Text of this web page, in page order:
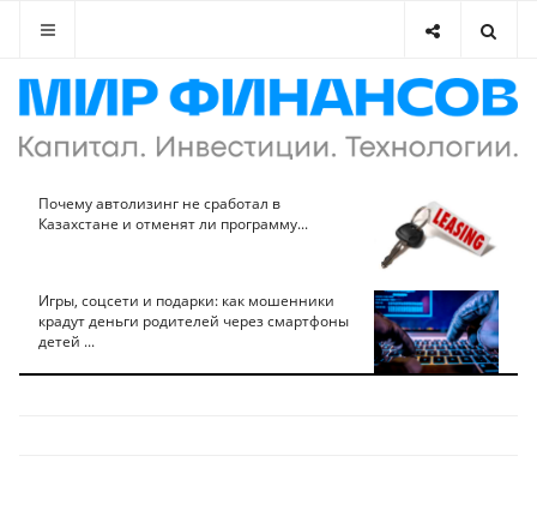
Почему автолизинг не сработал в
Казахстане и отменят ли программу...
Игры, соцсети и подарки: как мошенники
крадут деньги родителей через смартфоны
детей ...